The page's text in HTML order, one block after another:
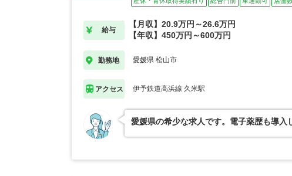
給与
【月収】20.9万円～26.6万円
【年収】450万円～600万円
勤務地 愛媛県 松山市
アクセス 伊予鉄道高浜線 久米駅
愛媛県の希少な求人です。電子薬歴も導入